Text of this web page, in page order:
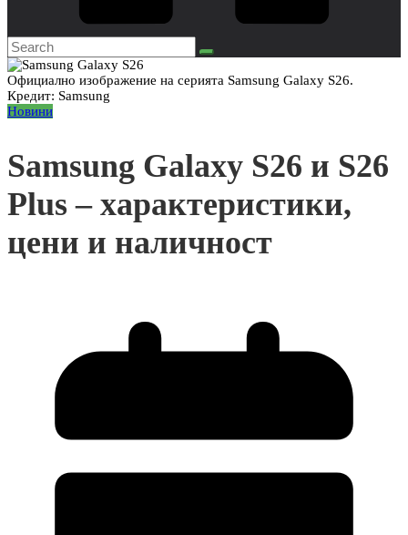
Официално изображение на серията Samsung Galaxy S26.
Кредит: Samsung
Новини
Samsung Galaxy S26 и S26
Plus – характеристики,
цени и наличност